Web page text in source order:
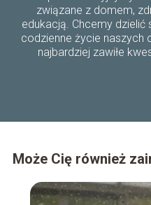
związane z domem,
edukacją. Chcemy dzielić
codzienne życie naszych
najbardziej zawiłe
Może Cię również